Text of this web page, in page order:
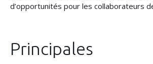
d’opportunités pour les collaborateurs
Principales